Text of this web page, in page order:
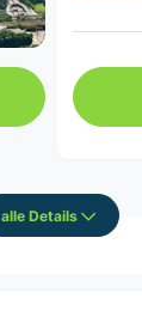
alle Details